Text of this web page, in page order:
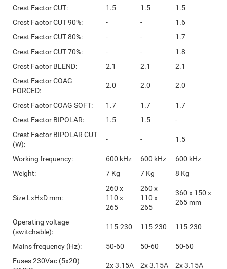
Crest Factor CUT: 1.5 1.5
1.5
Crest Factor CUT 90%:
- -
1.6
Crest Factor CUT 80%:
- -
1.7
Crest Factor CUT 70%:
- -
1.8
Crest Factor BLEND:
2.1 2.1
2.1
Crest Factor COAG
FORCED:
2.0 2.0 2.0
Crest Factor COAG SOFT: 1.7 1.7
1.7
Crest Factor BIPOLAR:
1.5 1.5
-
Crest Factor BIPOLAR CUT
(W):
- - 1.5
Working frequency: 600 kHz 600 kHz
600 kHz
Weight:
7 Kg 7 Kg 8 Kg
Size LxHxD mm:
260 x
110 x
265
260 x
110 x
265
360 x 150 x
265 mm
Operating voltage
(switchable):
115-230 115-230 115-230
Mains frequency (Hz): 50-60 50-60
50-60
Fuses 230Vac (5x20)
2x 3.15A 2x 3.15A 2x 3.15A